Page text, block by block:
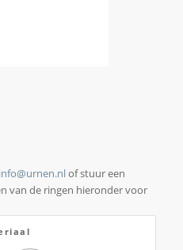
info@urnen.nlof stuur een
van de ringen hieronder voor